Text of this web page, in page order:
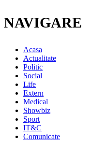
NAVIGARE
Acasa
Actualitate
Politic
Social
Life
Extern
Medical
Showbiz
Sport
IT&C
Comunicate